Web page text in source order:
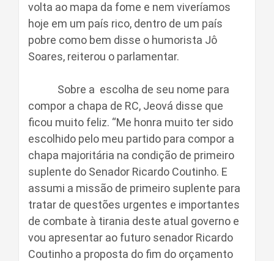
volta ao mapa da fome e nem viveríamos
hoje em um país rico, dentro de um país
pobre como bem disse o humorista Jô
Soares, reiterou o parlamentar.
Sobre a escolha de seu nome para
compor a chapa de RC, Jeová disse que
ficou muito feliz. “Me honra muito ter sido
escolhido pelo meu partido para compor a
chapa majoritária na condição de primeiro
suplente do Senador Ricardo Coutinho. E
assumi a missão de primeiro suplente para
tratar de questões urgentes e importantes
de combate à tirania deste atual governo e
vou apresentar ao futuro senador Ricardo
Coutinho a proposta do fim do orçamento